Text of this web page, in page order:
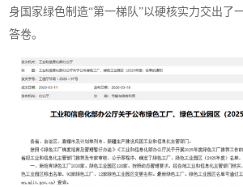
身国家绿色制造“第一梯队”以硬核实力交出了
答卷。